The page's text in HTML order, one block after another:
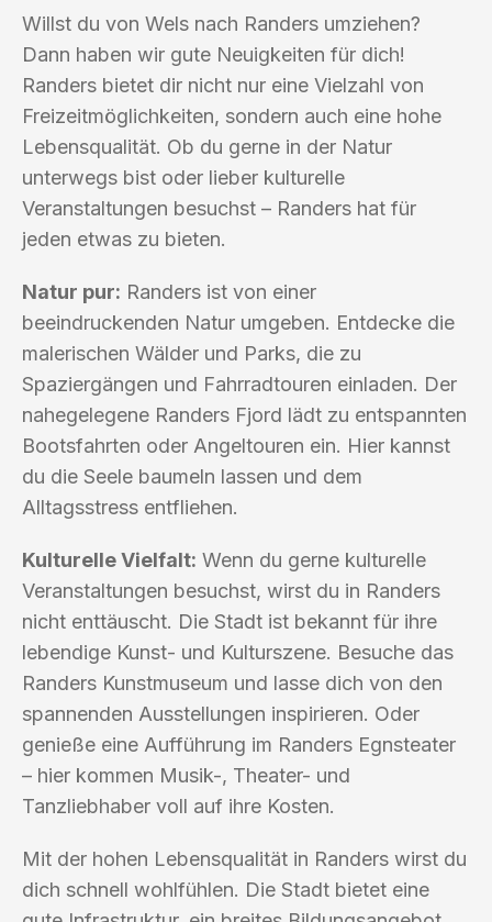
Willst du von Wels nach Randers umziehen?
Dann haben wir gute Neuigkeiten für dich!
Randers bietet dir nicht nur eine Vielzahl von
Freizeitmöglichkeiten, sondern auch eine hohe
Lebensqualität. Ob du gerne in der Natur
unterwegs bist oder lieber kulturelle
Veranstaltungen besuchst – Randers hat für
jeden etwas zu bieten.
Natur pur: Randers ist von einer
beeindruckenden Natur umgeben. Entdecke die
malerischen Wälder und Parks, die zu
Spaziergängen und Fahrradtouren einladen. Der
nahegelegene Randers Fjord lädt zu entspannten
Bootsfahrten oder Angeltouren ein. Hier kannst
du die Seele baumeln lassen und dem
Alltagsstress entfliehen.
Kulturelle Vielfalt: Wenn du gerne kulturelle
Veranstaltungen besuchst, wirst du in Randers
nicht enttäuscht. Die Stadt ist bekannt für ihre
lebendige Kunst- und Kulturszene. Besuche das
Randers Kunstmuseum und lasse dich von den
spannenden Ausstellungen inspirieren. Oder
genieße eine Aufführung im Randers Egnsteater
– hier kommen Musik-, Theater- und
Tanzliebhaber voll auf ihre Kosten.
Mit der hohen Lebensqualität in Randers wirst du
dich schnell wohlfühlen. Die Stadt bietet eine